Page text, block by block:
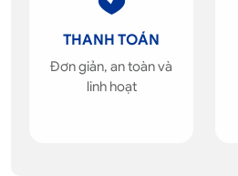
THANH TOÁN
Đơn giản, an toàn và
linh hoạt